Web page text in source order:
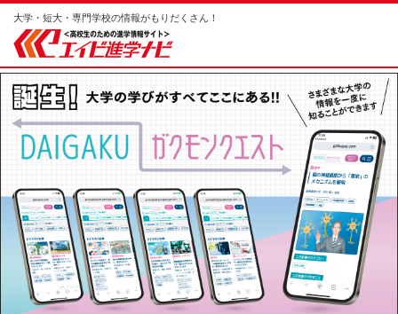
大学・短大・専門学校の情報がもりだくさん！